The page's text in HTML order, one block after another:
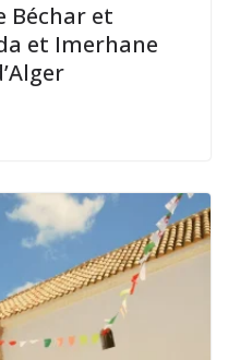
Béchar et
et Imerhane